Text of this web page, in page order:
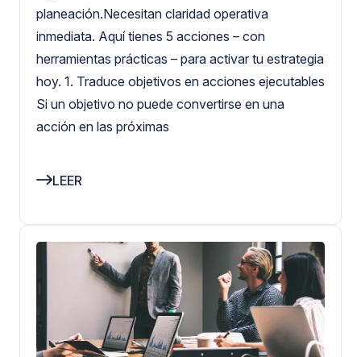
planeación.Necesitan claridad operativa
inmediata. Aquí tienes 5 acciones – con
herramientas prácticas – para activar tu estrategia
hoy. 1. Traduce objetivos en acciones ejecutables
Si un objetivo no puede convertirse en una
acción en las próximas
LEER